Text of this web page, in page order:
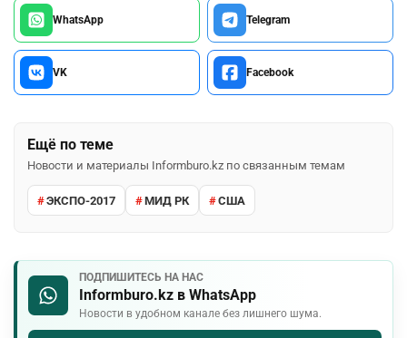
WhatsApp Telegram
VK Facebook
Ещё по теме
Новости и материалы Informburo.kz по связанным темам
ЭКСПО-2017 МИД РК США
ПОДПИШИТЕСЬ НА НАС
Informburo.kz в WhatsApp
Новости в удобном канале без лишнего шума.